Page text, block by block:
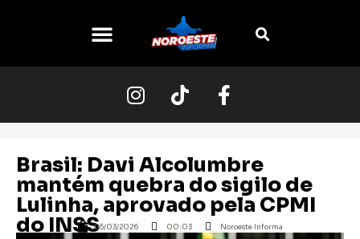
Brasil: Davi Alcolumbre
mantém quebra do sigilo de
Lulinha, aprovado pela CPMI
do INSS05/03/2026 00:03 Noroeste Informa